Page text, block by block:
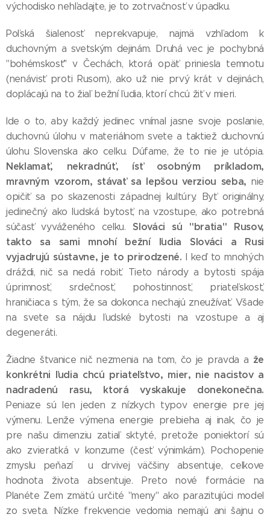
východisko nehľadajte, je to zotrvačnosť v úpadku.
Poľská šialenosť neprekvapuje, najmä vzhľadom k
duchovným a svetským dejinám. Druhá vec je pochybná
"bohémskosť" v Čechách, ktorá opäť priniesla temnotu
(nenávisť proti Rusom), ako už nie prvý krát v dejinách,
doplácajú na to žiaľ bežní ľudia, ktorí chcú žiť v mieri.
Ide o to, aby každý jedinec vnímal jasne svoje poslanie,
duchovnú úlohu v materiálnom svete a taktiež duchovnú
úlohu Slovenska ako celku. Dúfame, že to nie je utópia.
Neklamať, nekradnúť, ísť osobným príkladom,
mravným vzorom, stávať sa lepšou verziou seba, nie
opičiť sa po skazenosti západnej kultúry. Byť originálny,
jedinečný ako ľudská bytosť, na vzostupe, ako potrebná
súčasť vyváženého celku. Slováci sú "bratia" Rusov,
takto sa sami mnohí bežní ľudia Slováci a Rusi
vyjadrujú sústavne, je to prirodzené. I keď to mnohých
dráždi, nič sa nedá robiť. Tieto národy a bytosti spája
úprimnosť, srdečnosť, pohostinnosť, priateľskosť,
hraničiaca s tým, že sa dokonca nechajú zneužívať. Všade
na svete sa nájdu ľudské bytosti na vzostupe a aj
degeneráti.
Žiadne štvanice nič nezmenia na tom, čo je pravda a že
konkrétni ľudia chcú priateľstvo, mier, nie nacistov a
nadradenú rasu, ktorá vyskakuje donekonečna.
Peniaze sú len jeden z nízkych typov energie pre jej
výmenu. Lenže výmena energie prebieha aj inak, čo je
pre našu dimenziu zatiaľ sktyté, pretože poniektorí sú
ako zvieratká v konzume (česť výnimkám). Pochopenie
zmyslu peňazí u drvivej väčšiny absentuje, celkove
hodnota života absentuje. Preto nové formácie na
Planéte Zem zmätú určité "meny" ako parazitujúci model
zo sveta. Nízke frekvencie vedomia nemajú ani šajnu o